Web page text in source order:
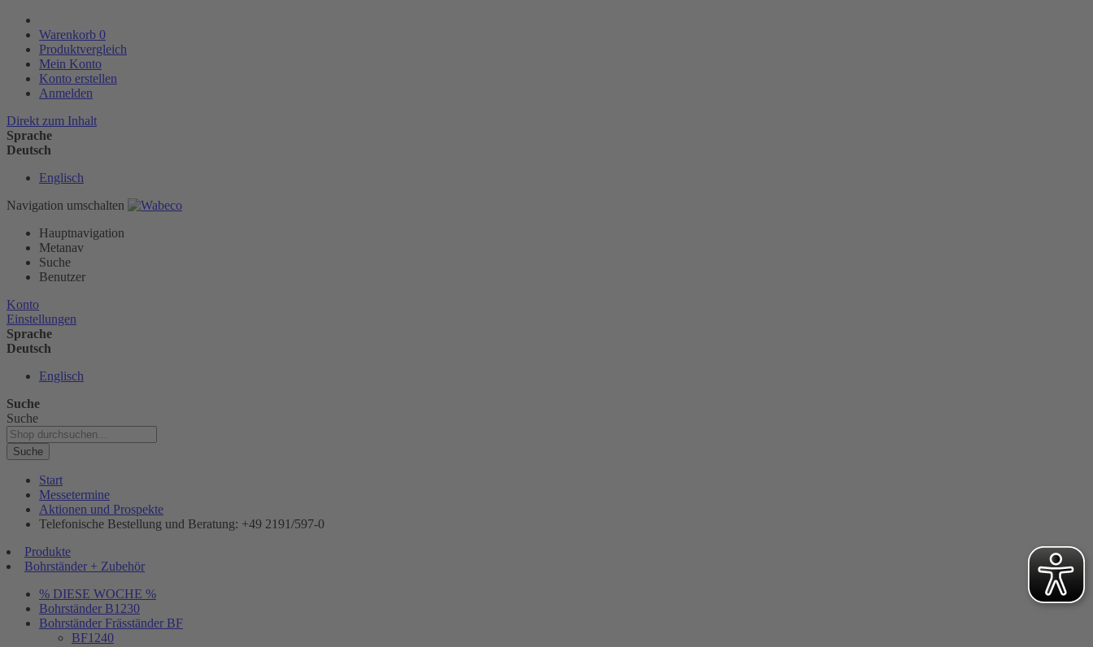
Warenkorb 0
Produktvergleich
Mein Konto
Konto erstellen
Anmelden
Direkt zum Inhalt
Sprache
Deutsch
Englisch
Navigation umschalten
Hauptnavigation
Metanav
Suche
Benutzer
Konto
Einstellungen
Sprache
Deutsch
Englisch
Suche
Suche
Suche
Start
Messetermine
Aktionen und Prospekte
Telefonische Bestellung und Beratung: +49 2191/597-0
Produkte
Bohrständer + Zubehör
% DIESE WOCHE %
Bohrständer B1230
Bohrständer Fräsständer BF
BF1240